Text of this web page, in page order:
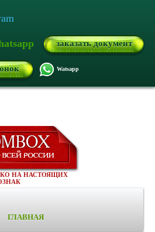
заказать документ
Watsapp
НА НАСТОЯЩИХ
ГЛАВНАЯ